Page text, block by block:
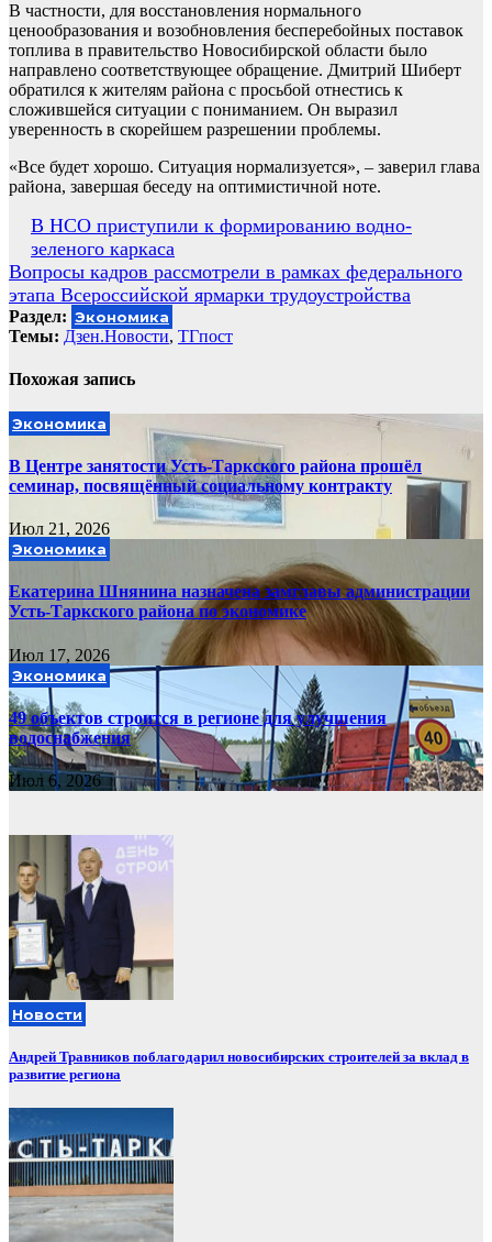
В частности, для восстановления нормального
ценообразования и возобновления бесперебойных поставок
топлива в правительство Новосибирской области было
направлено соответствующее обращение. Дмитрий Шиберт
обратился к жителям района с просьбой отнестись к
сложившейся ситуации с пониманием. Он выразил
уверенность в скорейшем разрешении проблемы.
«Все будет хорошо. Ситуация нормализуется», – заверил глава
района, завершая беседу на оптимистичной ноте.
Навигация
по
записям
В НСО приступили к формированию водно-
зеленого каркаса
Вопросы кадров рассмотрели в рамках федерального
этапа Всероссийской ярмарки трудоустройства
Раздел: Экономика
Темы: Дзен.Новости, ТГпост
Похожая запись
Экономика
В Центре занятости Усть-Таркского района прошёл
семинар, посвящённый социальному контракту
Июл 21, 2026
Экономика
Екатерина Шнянина назначена замглавы администрации
Усть-Таркского района по экономике
Июл 17, 2026
Экономика
49 объектов строится в регионе для улучшения
водоснабжения
Июл 6, 2026
Новости
Андрей Травников поблагодарил новосибирских строителей за вклад в
развитие региона